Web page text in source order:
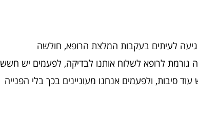
לעיתים בעקבות המלצת הרופא, חולשה
גורמת לרופא לשלוח אותנו לבדיקה, לפעמים יש חשש
סיבות, ולפעמים אנחנו מעוניינים בכך בלי הפנייה